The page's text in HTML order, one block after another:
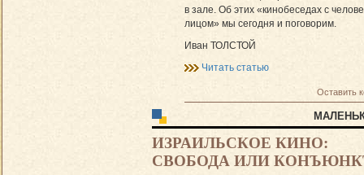
в зале. Об этих «кинобеседах с
лицом» мы сегодня и поговорим.
Иван ТОЛСТОЙ
Читать статью
Оставить
ИЗРАИЛЬСКОЕ КИНО:
СВОБОДА ИЛИ